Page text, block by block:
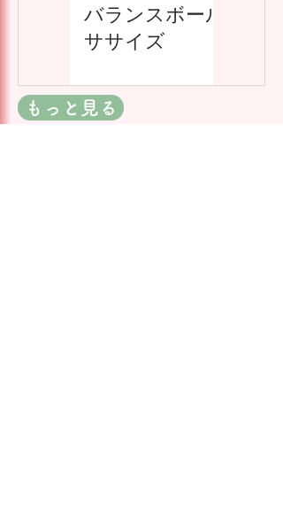
バランスボールエク
ササイズ
もっと見る